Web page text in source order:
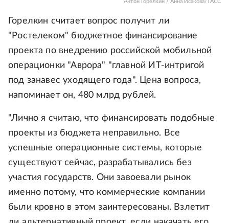
Горелкин считает вопрос получит ли
"Ростелеком" бюджетное финансирование
проекта по внедрению российской мобильной
операционки "Аврора" "главной ИТ-интригой
под занавес уходящего года". Цена вопроса,
напоминает он, 480 млрд рублей.
"Лично я считаю, что финансировать подобные
проекты из бюджета неправильно. Все
успешные операционные системы, которые
существуют сейчас, разрабатывались без
участия государств. Они завоевали рынок
именно потому, что коммерческие компании
были кровно в этом заинтересованы. Взлетит